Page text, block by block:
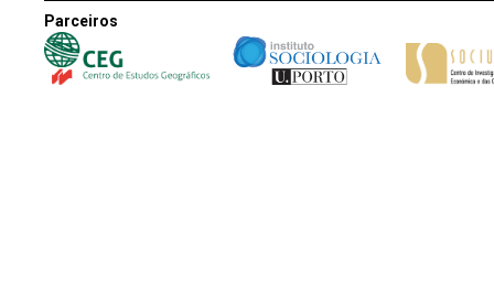
Parceiros